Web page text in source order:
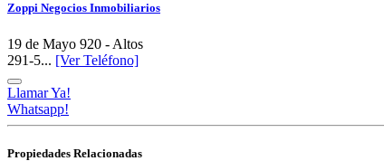
Zoppi Negocios Inmobiliarios
19 de Mayo 920 - Altos
291-5... [Ver Teléfono]
Llamar Ya!
Whatsapp!
Propiedades Relacionadas